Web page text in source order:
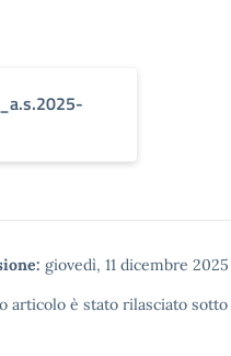
giovedì, 11 dicembre 2025
articolo è stato rilasciato sotto